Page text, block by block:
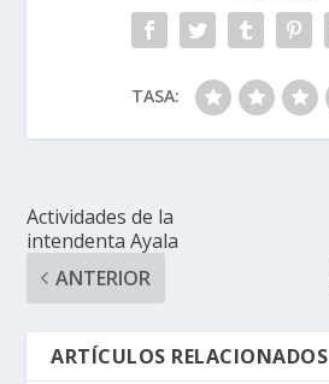
TASA:
Actividades de la
intendenta Ayala
ANTERIOR
ARTÍCULOS RELACIONADOS